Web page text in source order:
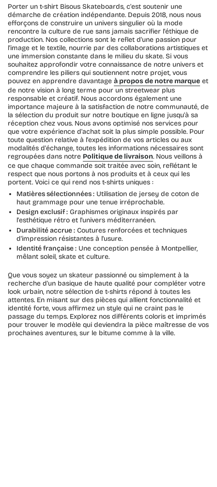
Porter un t-shirt Bisous Skateboards, c'est soutenir une
démarche de création indépendante. Depuis 2018, nous nous
efforçons de construire un univers singulier où la mode
rencontre la culture de rue sans jamais sacrifier l'éthique de
production. Nos collections sont le reflet d'une passion pour
l'image et le textile, nourrie par des collaborations artistiques et
une immersion constante dans le milieu du skate. Si vous
souhaitez approfondir votre connaissance de notre univers et
comprendre les piliers qui soutiennent notre projet, vous
pouvez en apprendre davantage à propos de notre marque et
de notre vision à long terme pour un streetwear plus
responsable et créatif. Nous accordons également une
importance majeure à la satisfaction de notre communauté, de
la sélection du produit sur notre boutique en ligne jusqu'à sa
réception chez vous. Nous avons optimisé nos services pour
que votre expérience d'achat soit la plus simple possible. Pour
toute question relative à l'expédition de vos articles ou aux
modalités d'échange, toutes les informations nécessaires sont
regroupées dans notre Politique de livraison. Nous veillons à
ce que chaque commande soit traitée avec soin, reflétant le
respect que nous portons à nos produits et à ceux qui les
portent. Voici ce qui rend nos t-shirts uniques :
Matières sélectionnées : Utilisation de jersey de coton de
haut grammage pour une tenue irréprochable.
Design exclusif : Graphismes originaux inspirés par
l'esthétique rétro et l'univers méditerranéen.
Durabilité accrue : Coutures renforcées et techniques
d'impression résistantes à l'usure.
Identité française : Une conception pensée à Montpellier,
mêlant soleil, skate et culture.
Que vous soyez un skateur passionné ou simplement à la
recherche d'un basique de haute qualité pour compléter votre
look urbain, notre sélection de t-shirts répond à toutes les
attentes. En misant sur des pièces qui allient fonctionnalité et
identité forte, vous affirmez un style qui ne craint pas le
passage du temps. Explorez nos différents coloris et imprimés
pour trouver le modèle qui deviendra la pièce maîtresse de vos
prochaines aventures, sur le bitume comme à la ville.